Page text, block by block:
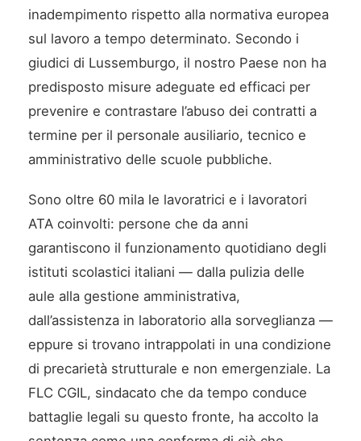
inadempimento rispetto alla normativa europea
sul lavoro a tempo determinato. Secondo i
giudici di Lussemburgo, il nostro Paese non ha
predisposto misure adeguate ed efficaci per
prevenire e contrastare l’abuso dei contratti a
termine per il personale ausiliario, tecnico e
amministrativo delle scuole pubbliche.
Sono oltre 60 mila le lavoratrici e i lavoratori
ATA coinvolti: persone che da anni
garantiscono il funzionamento quotidiano degli
istituti scolastici italiani — dalla pulizia delle
aule alla gestione amministrativa,
dall’assistenza in laboratorio alla sorveglianza —
eppure si trovano intrappolati in una condizione
di precarietà strutturale e non emergenziale. La
FLC CGIL, sindacato che da tempo conduce
battaglie legali su questo fronte, ha accolto la